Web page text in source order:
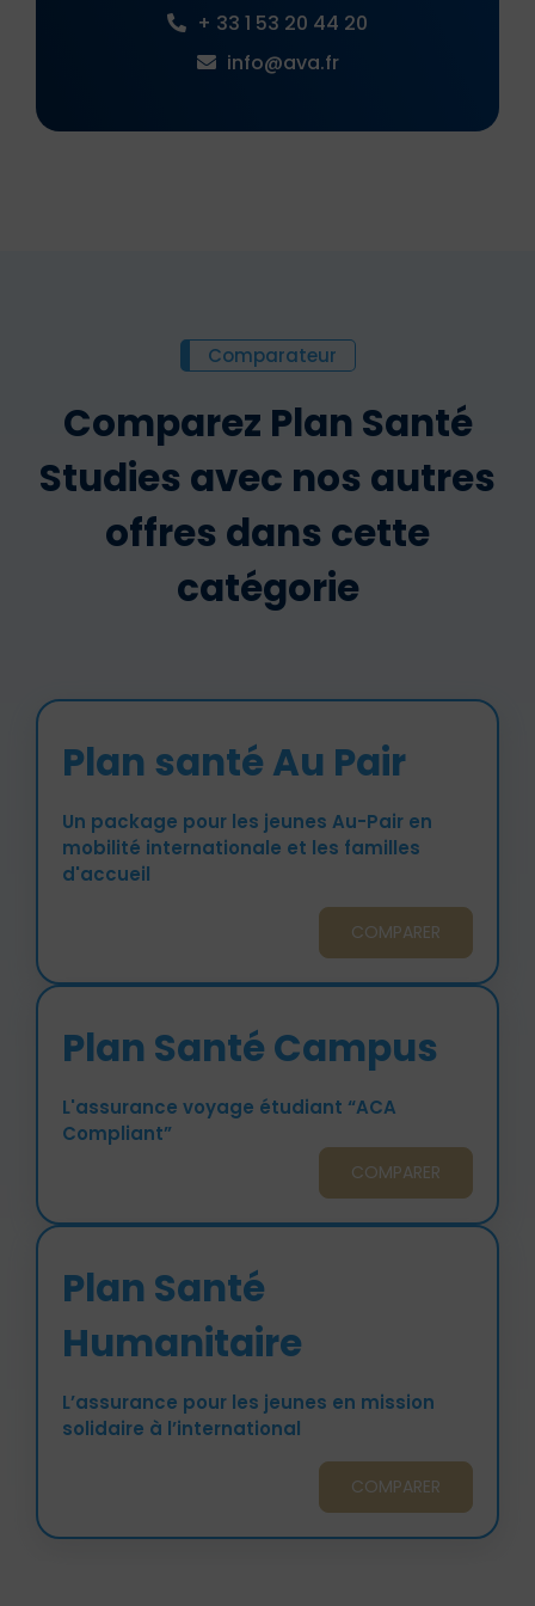
+ 33 1 53 20 44 20
info@ava.fr
Comparateur
Comparez Plan Santé
Studies avec nos autres
offres dans cette
catégorie
Plan santé Au Pair
Un package pour les jeunes Au-Pair en
mobilité internationale et les familles
d'accueil
COMPARER
Plan Santé Campus
L'assurance voyage étudiant “ACA
Compliant”
COMPARER
Plan Santé
Humanitaire
L’assurance pour les jeunes en mission
solidaire à l’international
COMPARER